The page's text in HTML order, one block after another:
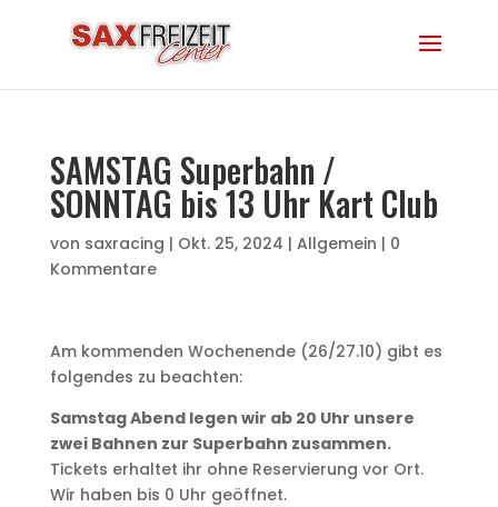
SAMSTAG Superbahn /
SONNTAG bis 13 Uhr Kart Club
von saxracing | Okt. 25, 2024 | Allgemein | 0
Kommentare
Am kommenden Wochenende (26/27.10) gibt es
folgendes zu beachten:
Samstag Abend legen wir ab 20 Uhr unsere
zwei Bahnen zur Superbahn zusammen.
Tickets erhaltet ihr ohne Reservierung vor Ort.
Wir haben bis 0 Uhr geöffnet.